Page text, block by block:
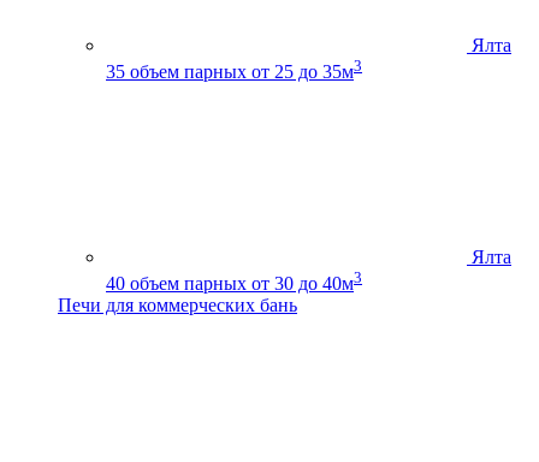
Ялта
35 объем парных от 25 до 35м3
Ялта
40 объем парных от 30 до 40м3
Печи для коммерческих бань